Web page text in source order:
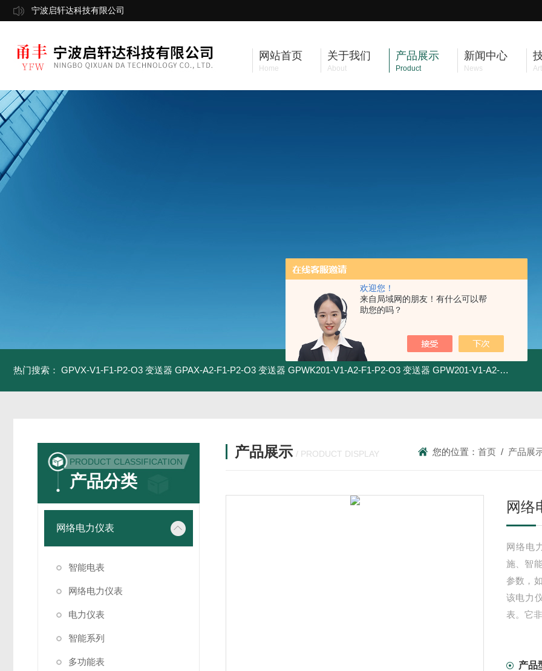
欢迎您！
来自局域网的朋友！有什么可以帮
助您的吗？
宁波启轩达科技有限公司
网站首页
Home
关于我们
About
产品展示
Product
新闻中心
News
热门搜索： GPVX-V1-F1-P2-O3 变送器 GPAX-A2-F1-P2-O3 变送器 GPWK201-V1-A2-F1-P2-O3 变送器 GPW201-V1-A2-F1-P2-O3 变送器
PRODUCT CLASSIFICATION
产品分类
网络电力仪表
智能电表
网络电力仪表
电力仪表
智能系列
多功能表
产品展示 / PRODUCT DISPLAY 您的位置：首页 / 产品展
网络
网络电
施、智
参数，
该电力
表。它
产品